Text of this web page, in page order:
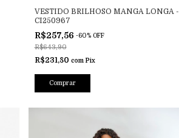
VESTIDO BRILHOSO MANGA LONGA -
CI250967
R$257,56 -60% OFF
R$643,90
R$231,80 com Pix
Comprar